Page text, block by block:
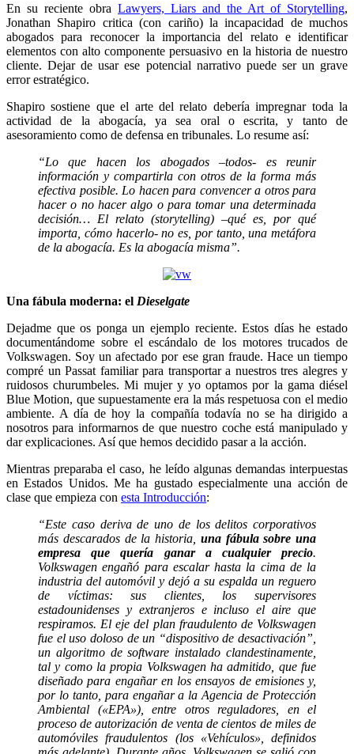
En su reciente obra Lawyers, Liars and the Art of Storytelling,
Jonathan Shapiro critica (con cariño) la incapacidad de muchos
abogados para reconocer la importancia del relato e identificar
elementos con alto componente persuasivo en la historia de nuestro
cliente. Dejar de usar ese potencial narrativo puede ser un grave
error estratégico.
Shapiro sostiene que el arte del relato debería impregnar toda la
actividad de la abogacía, ya sea oral o escrita, y tanto de
asesoramiento como de defensa en tribunales. Lo resume así:
“Lo que hacen los abogados –todos- es reunir
información y compartirla con otros de la forma más
efectiva posible. Lo hacen para convencer a otros para
hacer o no hacer algo o para tomar una determinada
decisión… El relato (storytelling) –qué es, por qué
importa, cómo hacerlo- no es, por tanto, una metáfora
de la abogacía. Es la abogacía misma”.
Una fábula moderna: el Dieselgate
Dejadme que os ponga un ejemplo reciente. Estos días he estado
documentándome sobre el escándalo de los motores trucados de
Volkswagen. Soy un afectado por ese gran fraude. Hace un tiempo
compré un Passat familiar para transportar a nuestros tres alegres y
ruidosos churumbeles. Mi mujer y yo optamos por la gama diésel
Blue Motion, que supuestamente era la más respetuosa con el medio
ambiente. A día de hoy la compañía todavía no se ha dirigido a
nosotros para informarnos de que nuestro coche está manipulado y
dar explicaciones. Así que hemos decidido pasar a la acción.
Mientras preparaba el caso, he leído algunas demandas interpuestas
en Estados Unidos. Me ha gustado especialmente una acción de
clase que empieza con esta Introducción:
“Este caso deriva de uno de los delitos corporativos
más descarados de la historia, una fábula sobre una
empresa que quería ganar a cualquier precio.
Volkswagen engañó para escalar hasta la cima de la
industria del automóvil y dejó a su espalda un reguero
de víctimas: sus clientes, los supervisores
estadounidenses y extranjeros e incluso el aire que
respiramos. El eje del plan fraudulento de Volkswagen
fue el uso doloso de un “dispositivo de desactivación”,
un algoritmo de software instalado clandestinamente,
tal y como la propia Volkswagen ha admitido, que fue
diseñado para engañar en los ensayos de emisiones y,
por lo tanto, para engañar a la Agencia de Protección
Ambiental («EPA»), entre otros reguladores, en el
proceso de autorización de venta de cientos de miles de
automóviles fraudulentos (los «Vehículos», definidos